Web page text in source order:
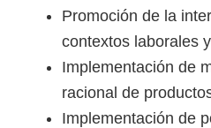
Promoción de la
contextos laborales
Implementación de
racional de
Implementación de